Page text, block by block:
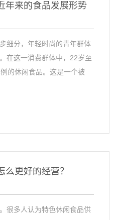
年来的食品发展形势
细分，年轻时尚的青年群体
在这一消费群体中，22岁至
的休闲食品。这是一个被
更好的经营？
很多人认为特色休闲食品供